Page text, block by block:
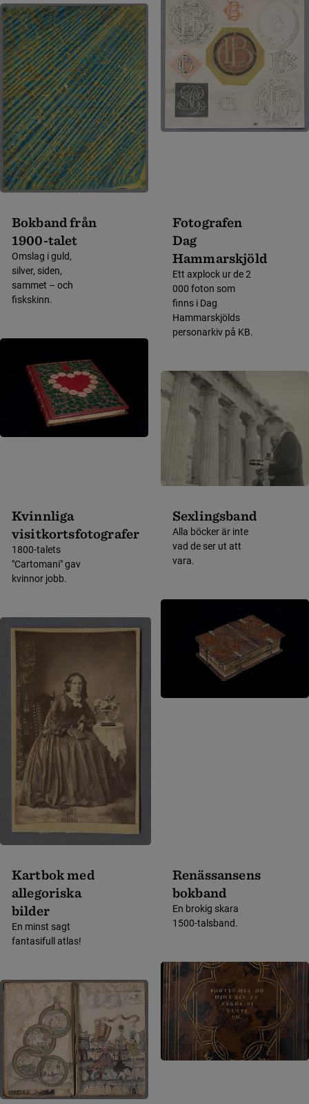
Bokband från
1900-talet
Omslag i guld,
silver, siden,
sammet – och
fiskskinn.
Fotografen
Dag
Hammarskjöld
Ett axplock ur de 2
000 foton som
finns i Dag
Hammarskjölds
personarkiv på KB.
Kvinnliga
visitkortsfotografer
1800-talets
"Cartomani" gav
kvinnor jobb.
Sexlingsband
Alla böcker är inte
vad de ser ut att
vara.
Kartbok med
allegoriska
bilder
En minst sagt
fantasifull atlas!
Renässansens
bokband
En brokig skara
1500-talsband.